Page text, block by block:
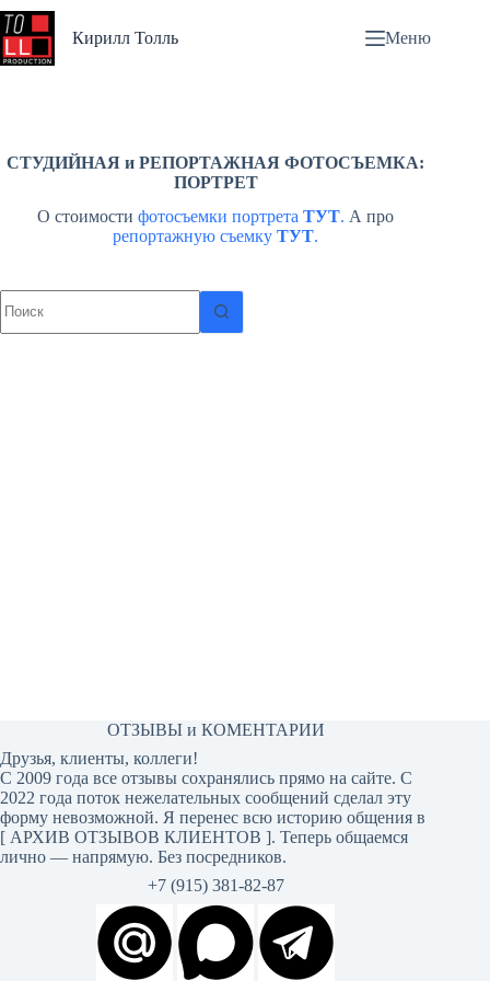
Перейти
к
Кирилл Толль Меню
СТУДИЙНАЯ и РЕПОРТАЖНАЯ ФОТОСЪЕМКА:
ПОРТРЕТ
О стоимостифотосъемки портретаТУТ. А про
репортажную съемкуТУТ.
не
найдено
ОТЗЫВЫ и КОМЕНТАРИИ
Друзья, клиенты, коллеги!
С 2009 года все отзывы сохранялись прямо на сайте. С
2022 года поток нежелательных сообщений сделал эту
форму невозможной. Я перенес всю историю общения в
[ АРХИВ ОТЗЫВОВ КЛИЕНТОВ ]. Теперь общаемся
лично — напрямую. Без посредников.
+7 (915) 381-82-87